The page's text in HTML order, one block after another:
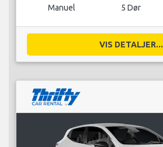
Manuel 5 Dør
VIS DETALJER...